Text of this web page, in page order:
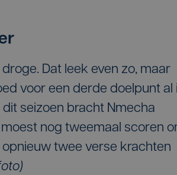
Dat leek even zo, maar
voor een derde doelpunt al
seizoen bracht Nmecha
nog tweemaal scoren
twee verse krachten